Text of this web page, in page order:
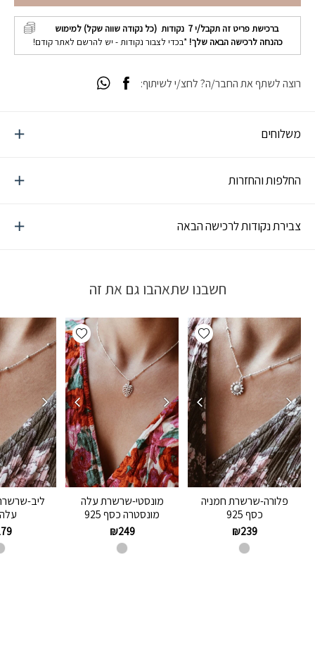
ברכישת פריט זה תקבל/י 7 נקודות (כל נקודה שווה שקל) למימוש
כהנחה לרכישה הבאה שלך! *בכדי לצבור נקודות - יש להרשם לאתר קודם!
משלוחים
החלפות והחזרות
צבירת נקודות לרכישה הבאה
רוצה לשתף את החבר/ה? לחצ/י לשיתוף:
חשבנו שתאהבו גם את זה
Add wishlist
פלורה-שרשרת חמניה
כסף 925
₪239
Add wishlist
מונסטי-שרשרת עלה
מונסטרה כסף 925
₪249
ליב-